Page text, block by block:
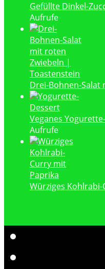
Gefüllte Dinkel-
Aufrufe
Drei-Bohnen-
Veganes
Aufrufe
Würziges